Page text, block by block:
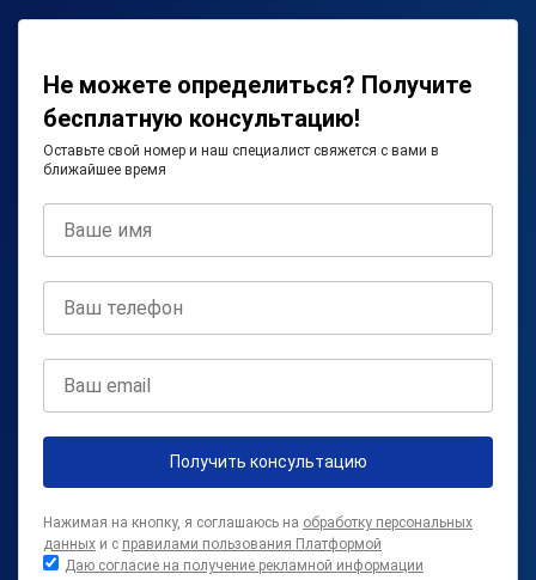
Не можете определиться? Получите
бесплатную консультацию!
Оставьте свой номер и наш специалист свяжется с вами в
ближайшее время
Получить консультацию
Нажимая на кнопку, я соглашаюсь на обработку персональных
данных и с правилами пользования Платформой
Даю согласие на получение рекламной информации